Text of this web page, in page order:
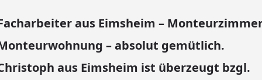
aus Eimsheim –
– absolut gemütlich.
aus Eimsheim ist überzeugt bzgl.